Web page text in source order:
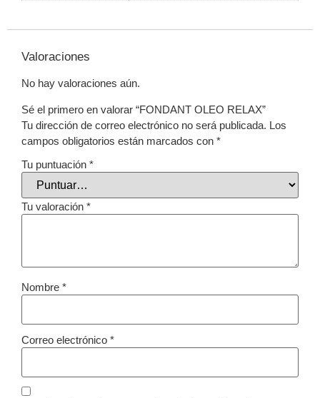
Valoraciones
No hay valoraciones aún.
Sé el primero en valorar “FONDANT OLEO RELAX”
Tu dirección de correo electrónico no será publicada. Los
campos obligatorios están marcados con *
Tu puntuación *
Tu valoración *
Nombre *
Correo electrónico *